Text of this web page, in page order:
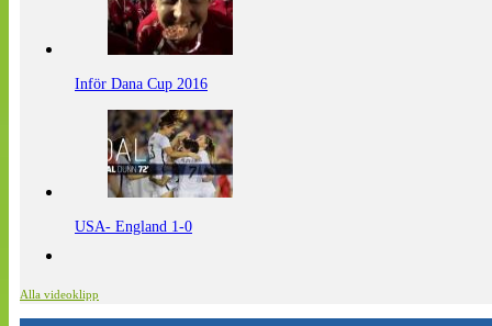
Inför Dana Cup 2016
USA- England 1-0
Alla videoklipp